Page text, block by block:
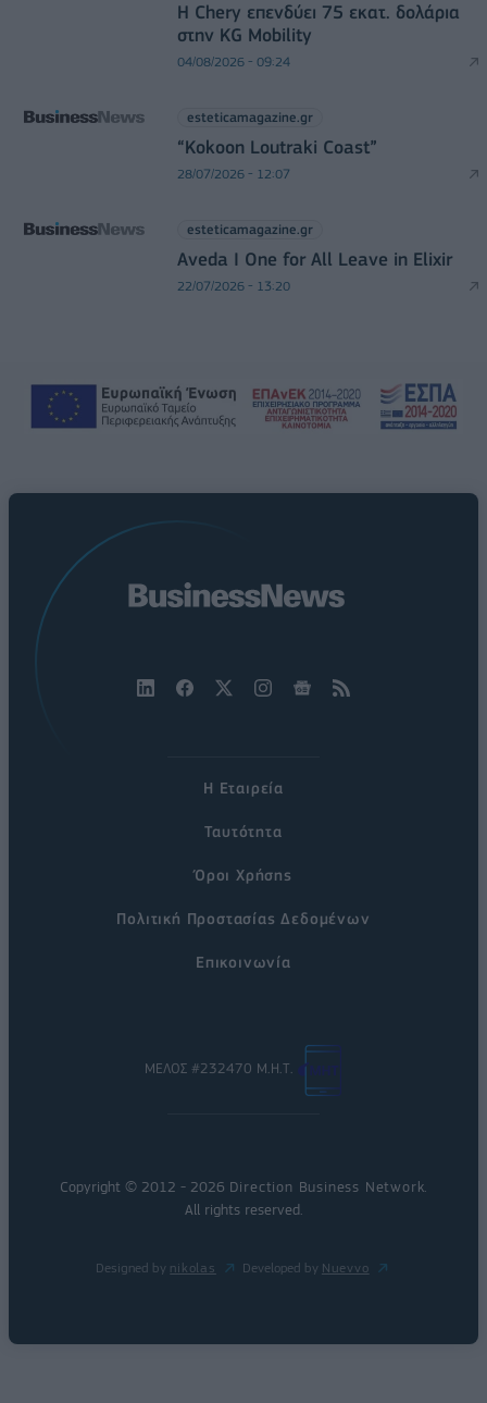
Η Chery επενδύει 75 εκατ. δολάρια
στην KG Mobility
04/08/2026 - 09:24
esteticamagazine.gr
“Kokoon Loutraki Coast”
28/07/2026 - 12:07
esteticamagazine.gr
Aveda I One for All Leave in Elixir
22/07/2026 - 13:20
Η Εταιρεία
Ταυτότητα
Όροι Χρήσης
Πολιτική Προστασίας Δεδομένων
Επικοινωνία
ΜΕΛΟΣ #232470 Μ.Η.Τ.
Copyright © 2012 - 2026 Direction Business Network
All rights reserved.
Designed by nikolas Developed by Nuevvo